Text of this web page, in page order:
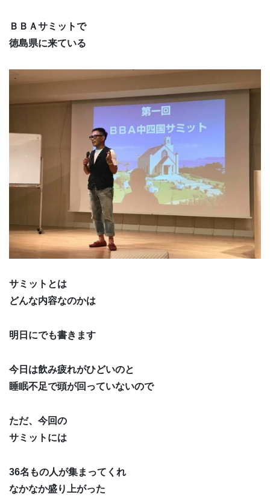
ＢＢＡサミットで
徳島県に来ている
サミットとは
どんな内容なのかは
明日にでも書きます
今日は飲み疲れがひどいのと
睡眠不足で頭が回っていないので
ただ、今回の
サミットには
36名もの人が集まってくれ
なかなか盛り上がった